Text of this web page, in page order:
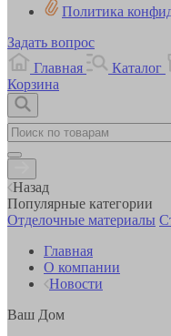
Политика
Задать вопрос
Главная
Каталог
Корзина
Назад
Популярные категории
Отделочные материалы
Главная
О компании
Новости
Ваш Дом